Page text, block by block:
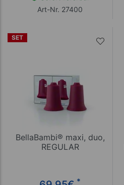
Art-Nr. 27400
SET
BellaBambi® maxi, duo,
REGULAR
*